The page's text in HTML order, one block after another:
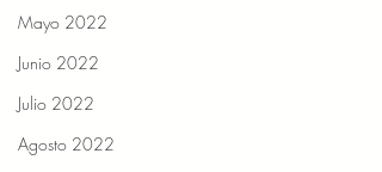
Mayo 2022
Junio 2022
Julio 2022
Agosto 2022